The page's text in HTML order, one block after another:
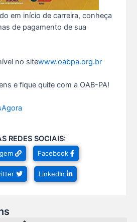
em início de carreira, conheça
de pagamento de sua
no sitewww.oabpa.org.br
e fique quite com a OAB-PA!
REDES SOCIAIS:
Facebook
LinkedIn
automatizar tarefas e aumentar a pro s...
04 de julho, o Clube da Advocac s...
mental é tão importante quanto s...
para celebrar a vida de qu s...